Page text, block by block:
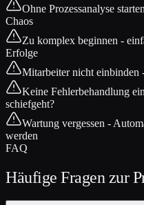
Ohne Prozessanalyse
Chaos
Zu komplex beginnen -
Erfolge
Mitarbeiter nicht einbinden
Keine Fehlerbehandlung
schiefgeht?
Wartung vergessen -
werden
FAQ
Häufige Fragen zur